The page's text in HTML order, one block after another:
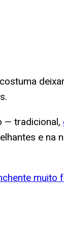
— tradicional,
e na
muito